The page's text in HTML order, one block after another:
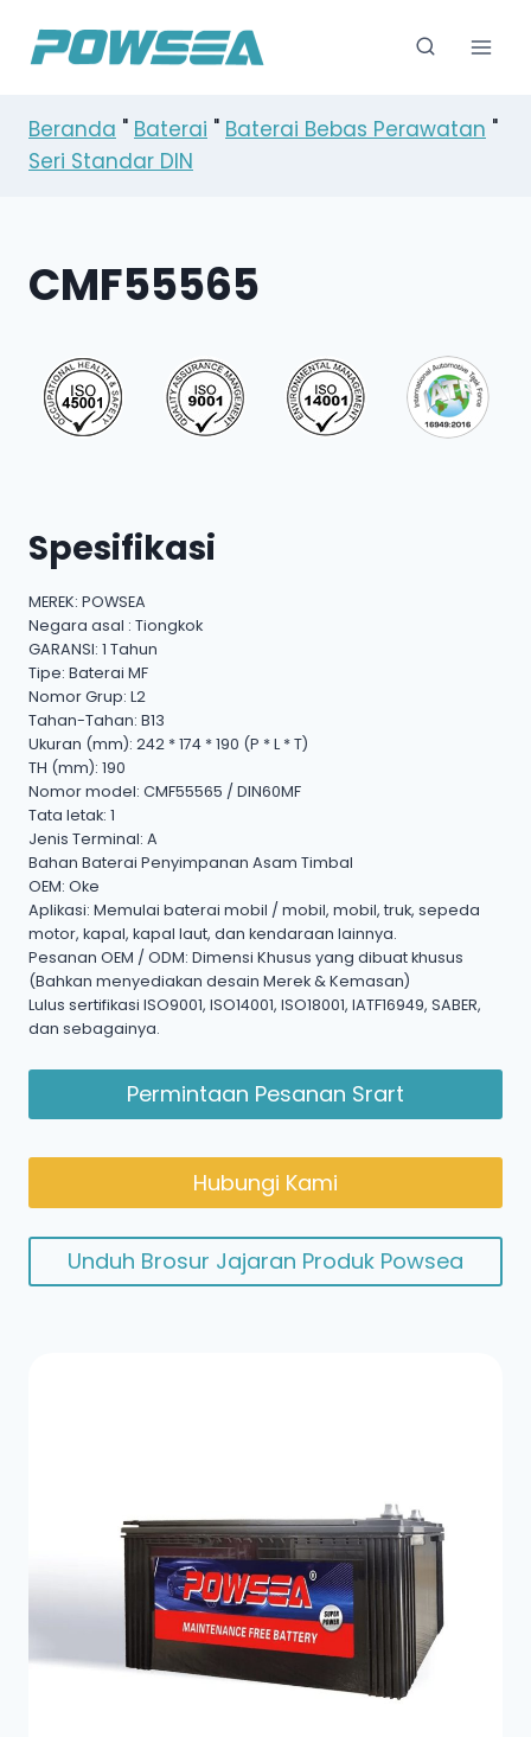
Beranda " Baterai " Baterai Bebas Perawatan "
Seri Standar DIN
CMF55565
Spesifikasi
MEREK: POWSEA
Negara asal : Tiongkok
GARANSI: 1 Tahun
Tipe: Baterai MF
Nomor Grup: L2
Tahan-Tahan: B13
Ukuran (mm): 242 * 174 * 190 (P * L * T)
TH (mm): 190
Nomor model: CMF55565 / DIN60MF
Tata letak: 1
Jenis Terminal: A
Bahan Baterai Penyimpanan Asam Timbal
OEM: Oke
Aplikasi: Memulai baterai mobil / mobil, mobil, truk, sepeda
motor, kapal, kapal laut, dan kendaraan lainnya.
Pesanan OEM / ODM: Dimensi Khusus yang dibuat khusus
(Bahkan menyediakan desain Merek & Kemasan)
Lulus sertifikasi ISO9001, ISO14001, ISO18001, IATF16949, SABER,
dan sebagainya.
Permintaan Pesanan Srart
Hubungi Kami
Unduh Brosur Jajaran Produk Powsea